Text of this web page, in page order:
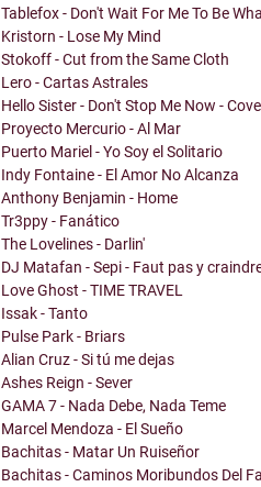
Tablefox - Don't Wait For Me To Be
Kristorn - Lose My Mind
Stokoff - Cut from the Same Cloth
Lero - Cartas Astrales
Hello Sister - Don't Stop Me Now -
Proyecto Mercurio - Al Mar
Puerto Mariel - Yo Soy el Solitario
Indy Fontaine - El Amor No Alcanza
Anthony Benjamin - Home
Tr3ppy - Fanático
The Lovelines - Darlin'
DJ Matafan - Sepi - Faut pas y
Love Ghost - TIME TRAVEL
Issak - Tanto
Pulse Park - Briars
Alian Cruz - Si tú me dejas
Ashes Reign - Sever
GAMA 7 - Nada Debe, Nada Teme
Marcel Mendoza - El Sueño
Bachitas - Matar Un Ruiseñor
Bachitas - Caminos Moribundos Del